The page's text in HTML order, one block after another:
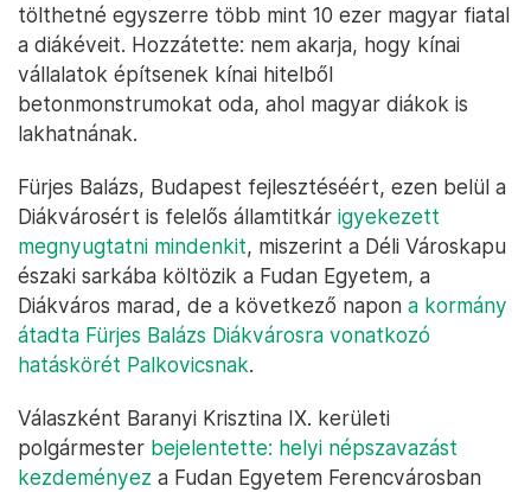
tölthetné egyszerre több mint 10 ezer magyar fiatal
a diákéveit. Hozzátette: nem akarja, hogy kínai
vállalatok építsenek kínai hitelből
betonmonstrumokat oda, ahol magyar diákok is
lakhatnának.
Fürjes Balázs, Budapest fejlesztéséért, ezen belül a
Diákvárosért is felelős államtitkár igyekezett
megnyugtatni mindenkit, miszerint a Déli Városkapu
északi sarkába költözik a Fudan Egyetem, a
Diákváros marad, de a következő napon a kormány
átadta Fürjes Balázs Diákvárosra vonatkozó
hatáskörét Palkovicsnak.
Válaszként Baranyi Krisztina IX. kerületi
polgármester bejelentette: helyi népszavazást
kezdeményez a Fudan Egyetem Ferencvárosban